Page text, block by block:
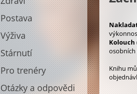
Postava
Výživa
Stárnutí
Pro trenéry
Otázky a odpovědi
Kolouch
osobních
Knihu